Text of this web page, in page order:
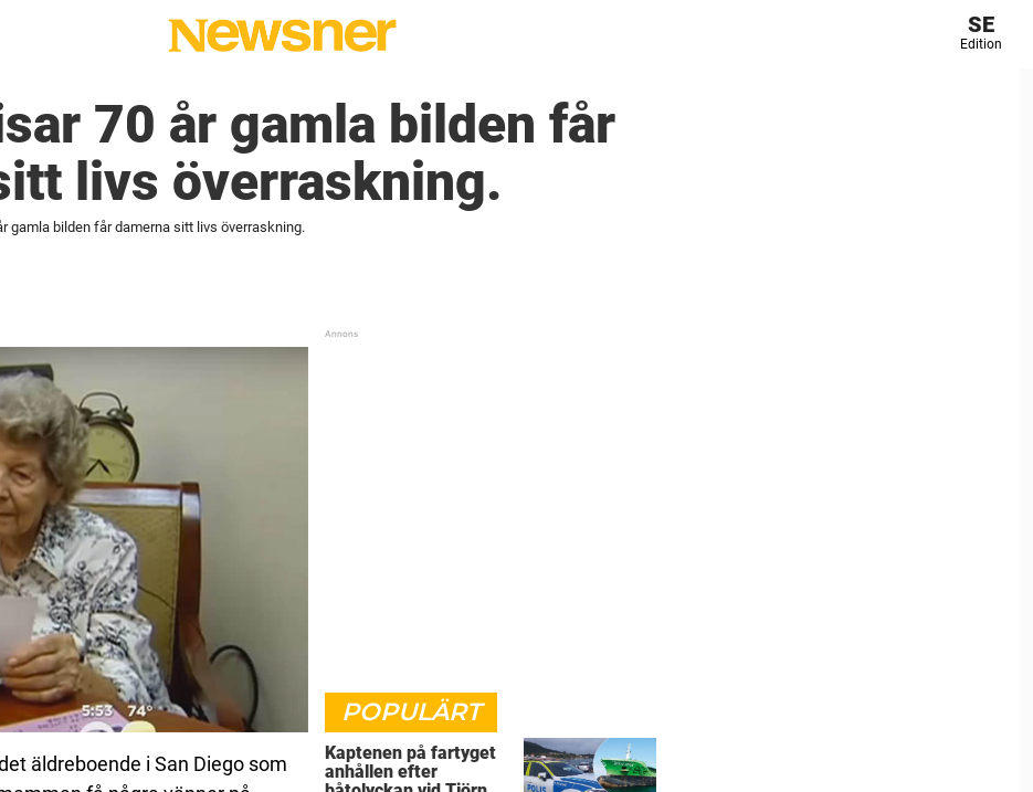
SE
Edition
70 år gamla bilden får
livs överraskning.
gamla bilden får damerna sitt livs överraskning.
äldreboende i San Diego som
POPULÄRT
Kaptenen på fartyget
anhållen efter